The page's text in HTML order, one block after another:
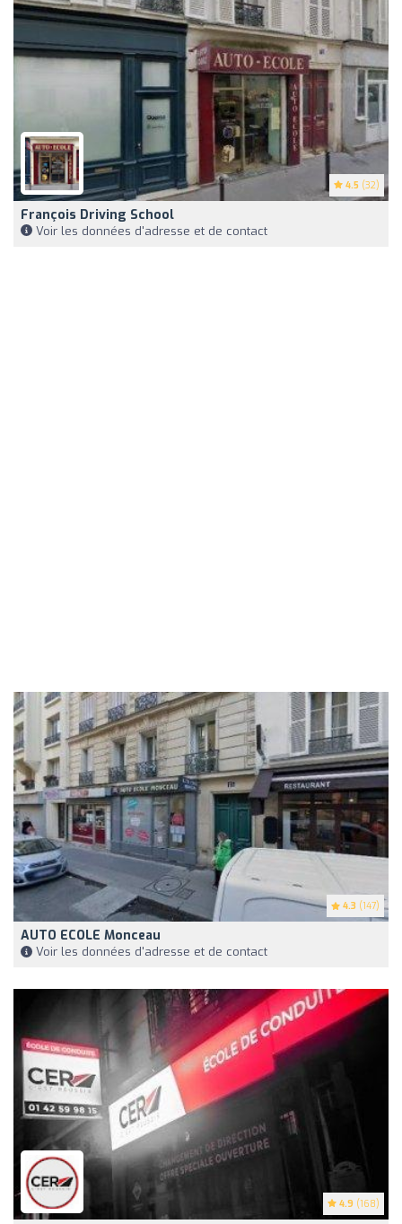
4.5 (32)
François Driving School
Voir les données d'adresse et de contact
4.3 (147)
AUTO ECOLE Monceau
Voir les données d'adresse et de contact
4.9 (168)